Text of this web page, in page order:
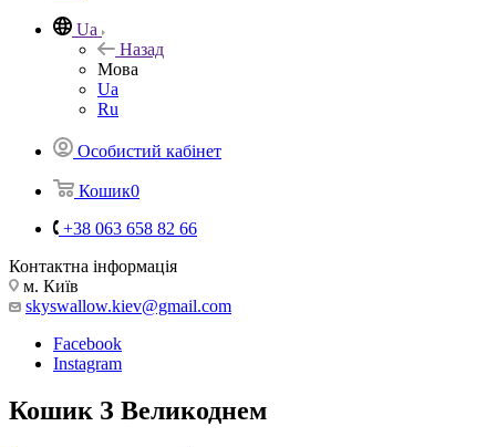
Ua
Назад
Мова
Ua
Ru
Особистий кабінет
Кошик0
+38 063 658 82 66
Контактна інформація
м. Київ
skyswallow.kiev@gmail.com
Facebook
Instagram
Кошик З Великоднем